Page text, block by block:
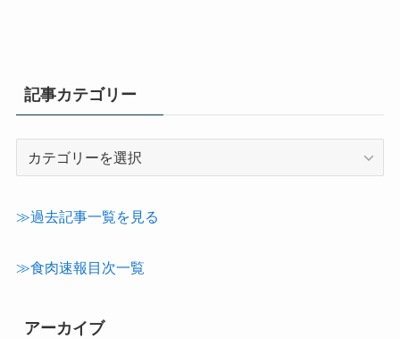
記事カテゴリー
テ
≫過去記事一覧を見る
≫食肉速報目次一覧
アーカイブ